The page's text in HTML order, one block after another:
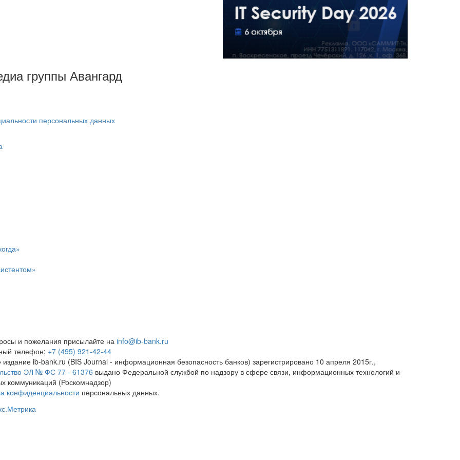
группы Авангард
персональных данных
и пожелания присылайте на info@ib-bank.ru
телефон: +7 (495) 921-42-44
издание ib-bank.ru (BIS Journal - информационная безопасность банков) зарегистрировано 10 апреля 2015г.,
ЭЛ № ФС 77 - 61376 выдано Федеральной службой по надзору в сфере связи, информационных технологий и
коммуникаций (Роскомнадзор)
конфиденциальности персональных данных.